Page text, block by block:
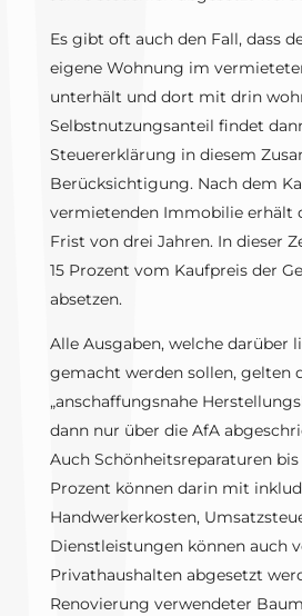
Es gibt oft auch den Fall, dass
eigene Wohnung im
unterhält und dort mit drin
Selbstnutzungsanteil findet
Steuererklärung in diesem
Berücksichtigung. Nach dem
vermietenden Immobilie erhält
Frist von drei Jahren. In dieser
15 Prozent vom Kaufpreis der
absetzen.
Alle Ausgaben, welche darüber
gemacht werden sollen, gelten
„anschaffungsnahe
dann nur über die AfA
Auch Schönheitsreparaturen bis
Prozent können darin mit
Handwerkerkosten,
Dienstleistungen können auch
Privathaushalten abgesetzt
Renovierung verwendeter